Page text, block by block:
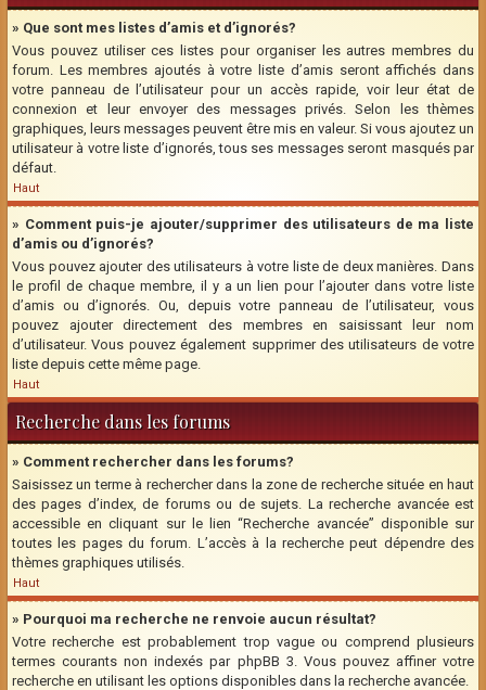
» Que sont mes listes d’amis et d’ignorés?
Vous pouvez utiliser ces listes pour organiser les autres membres du
forum. Les membres ajoutés à votre liste d’amis seront affichés dans
votre panneau de l’utilisateur pour un accès rapide, voir leur état de
connexion et leur envoyer des messages privés. Selon les thèmes
graphiques, leurs messages peuvent être mis en valeur. Si vous ajoutez un
utilisateur à votre liste d’ignorés, tous ses messages seront masqués par
défaut.
Haut
» Comment puis-je ajouter/supprimer des utilisateurs de ma liste
d’amis ou d’ignorés?
Vous pouvez ajouter des utilisateurs à votre liste de deux manières. Dans
le profil de chaque membre, il y a un lien pour l’ajouter dans votre liste
d’amis ou d’ignorés. Ou, depuis votre panneau de l’utilisateur, vous
pouvez ajouter directement des membres en saisissant leur nom
d’utilisateur. Vous pouvez également supprimer des utilisateurs de votre
liste depuis cette même page.
Haut
Recherche dans les forums
» Comment rechercher dans les forums?
Saisissez un terme à rechercher dans la zone de recherche située en haut
des pages d’index, de forums ou de sujets. La recherche avancée est
accessible en cliquant sur le lien “Recherche avancée” disponible sur
toutes les pages du forum. L’accès à la recherche peut dépendre des
thèmes graphiques utilisés.
Haut
» Pourquoi ma recherche ne renvoie aucun résultat?
Votre recherche est probablement trop vague ou comprend plusieurs
termes courants non indexés par phpBB 3. Vous pouvez affiner votre
recherche en utilisant les options disponibles dans la recherche avancée.